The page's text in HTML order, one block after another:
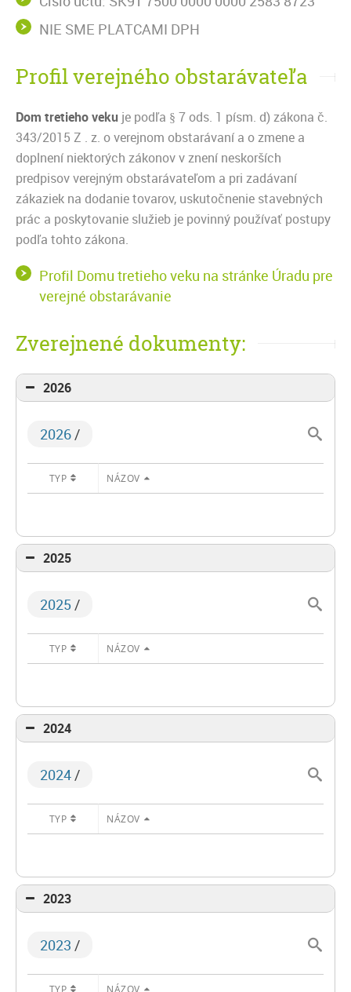
NIE SME PLATCAMI DPH
Profil verejného obstarávateľa
Dom tretieho veku je podľa § 7 ods. 1 písm. d) zákona č.
343/2015 Z . z. o verejnom obstarávaní a o zmene a
doplnení niektorých zákonov v znení neskorších
predpisov verejným obstarávateľom a pri zadávaní
zákaziek na dodanie tovarov, uskutočnenie stavebných
prác a poskytovanie služieb je povinný používať postupy
podľa tohto zákona.
Profil Domu tretieho veku na stránke Úradu pre
verejné obstarávanie
Zverejnené dokumenty:
2026
2026/
TYP NÁZOV
2025
2025/
TYP NÁZOV
2024
2024/
TYP NÁZOV
2023
2023 /
TYP NÁZOV